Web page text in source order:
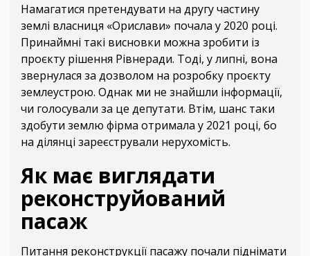
Намагатися претендувати на другу частину
землі власниця «Орислави» почала у 2020 році.
Принаймні такі висновки можна зробити із
проєкту рішення Рівнеради. Тоді, у липні, вона
звернулася за дозволом на розробку проєкту
землеустрою. Однак ми не знайшли інформації,
чи голосували за це депутати. Втім, шанс таки
здобути землю фірма отримала у 2021 році, бо
на ділянці зареєстрували нерухомість.
Як має виглядати
реконструйований
пасаж
Питання реконструкції пасажу почали піднімати